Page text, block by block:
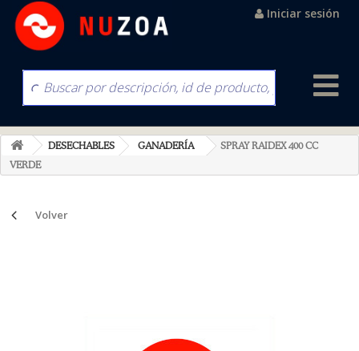
Iniciar sesión
DESECHABLES GANADERÍA
SPRAY RAIDEX 400 CC
VERDE
Volver